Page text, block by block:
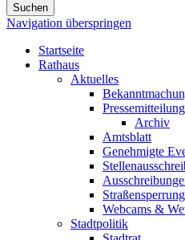
Suchen
Navigation überspringen
Startseite
Rathaus
Aktuelles
Archiv
Amtsblatt
Genehmigte
Webcams &
Stadtpolitik